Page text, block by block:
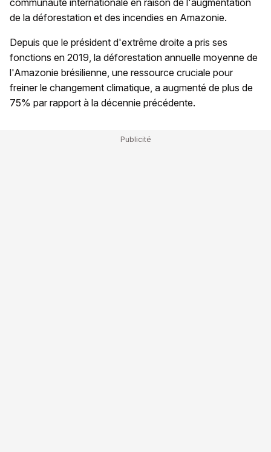
de la déforestation et des incendies en Amazonie.
Depuis que le président d'extrême droite a pris ses
fonctions en 2019, la déforestation annuelle moyenne de
l'Amazonie brésilienne, une ressource cruciale pour
freiner le changement climatique, a augmenté de plus de
75% par rapport à la décennie précédente.